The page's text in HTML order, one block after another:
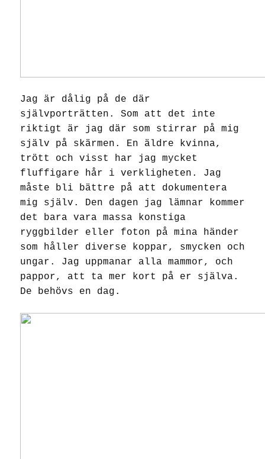
Jag är dålig på de där
självporträtten. Som att det inte
riktigt är jag där som stirrar på mig
själv på skärmen. En äldre kvinna,
trött och visst har jag mycket
fluffigare hår i verkligheten. Jag
måste bli bättre på att dokumentera
mig själv. Den dagen jag lämnar kommer
det bara vara massa konstiga
ryggbilder eller foton på mina händer
som håller diverse koppar, smycken och
ungar. Jag uppmanar alla mammor, och
pappor, att ta mer kort på er själva.
De behövs en dag.